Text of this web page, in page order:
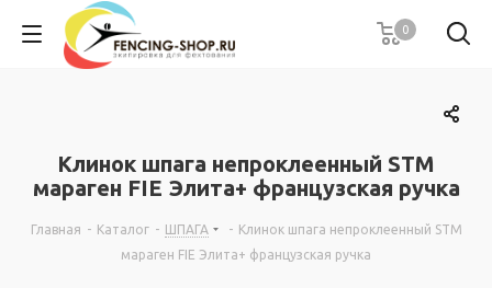
0
Клинок шпага непроклеенный STM
мараген FIE Элита+ французская ручка
Главная - Каталог - ШПАГА - Клинок шпага непроклеенный STM
мараген FIE Элита+ французская ручка